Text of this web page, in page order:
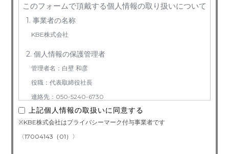
このフォームで頂戴する個人情報の取り扱いについて
1. 事業者の名称
KBE株式会社
2. 個人情報の保護管理者
管理者名：白壁 和彦
役職：代表取締役社長
連絡先：050-5240-6730
3. お預かりする個人情報の利用目的
上記個人情報の取扱いに同意する
※KBE株式会社はプライバシーマーク付与事業者です
〈17004143（01）〉